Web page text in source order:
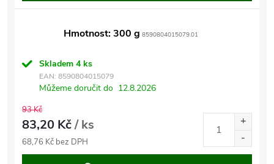
Hmotnost: 300 g 8590804015079.01
Skladem 4 ks
EAN: 8590804015079
Můžeme doručit do 12.8.2026
93 Kč
83,20 Kč/ ks
68,76 Kč bez DPH